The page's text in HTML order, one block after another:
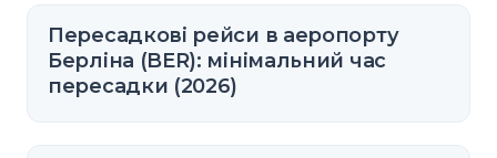
Пересадкові рейси в аеропорту
Берліна (BER): мінімальний час
пересадки (2026)